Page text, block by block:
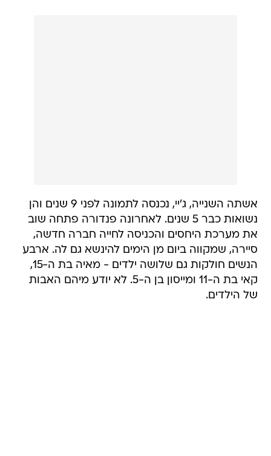
אשתה השנייה, ג'יי, נכנסה לתמונה לפני 9 שנים והן
נשואות כבר 5 שנים. לאחרונה פנדורה פתחה שוב
את מערכת היחסים והכניסה לחייה חברה חדשה,
סיירה, שמקווה ביום מן הימים להינשא גם לה. ארבע
הנשים חולקות גם שלושה ילדים - מאיה בת ה-15,
קאי בת ה-11 ומייסון בן ה-5. לא יודע מיהם האבות
של הילדים.